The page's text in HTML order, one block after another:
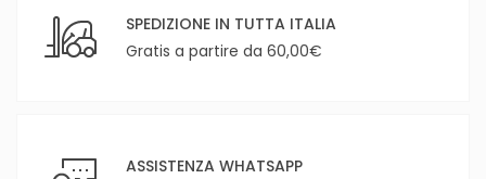
SPEDIZIONE IN TUTTA ITALIA
Gratis a partire da 60,00€
ASSISTENZA WHATSAPP